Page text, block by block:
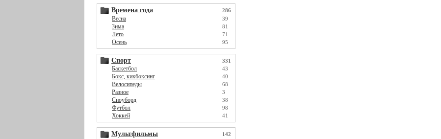
Времена года 286
Весна 39
Зима 81
Лето 71
Осень 95
Спорт 331
Баскетбол 43
Бокс, кикбоксинг 40
Велосипеды 68
Разное 3
Сноуборд 38
Футбол 98
Хоккей 41
Мультфильмы 142